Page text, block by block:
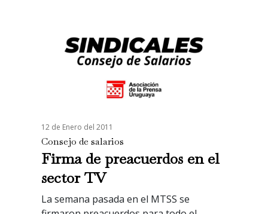
12 de Enero del 2011
Consejo de salarios
Firma de preacuerdos en el
sector TV
La semana pasada en el MTSS se